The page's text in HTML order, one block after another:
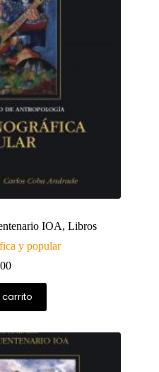
IOA,Libros
y popular
carrito